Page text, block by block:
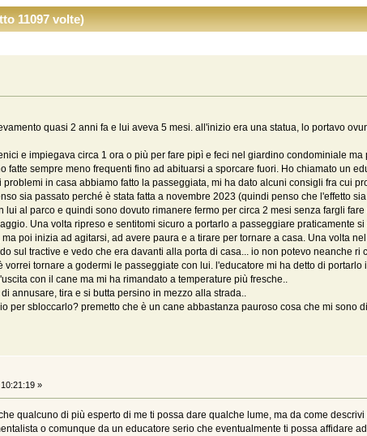
11097 volte)
quasi 2 anni fa e lui aveva 5 mesi. all'inizio era una statua, lo portavo
e impiegava circa 1 ora o più per fare pipì e feci nel giardino condominiale
fatte sempre meno frequenti fino ad abituarsi a sporcare fuori. Ho chiamato un
in casa abbiamo fatto la passeggiata, mi ha dato alcuni consigli fra cui
sia passato perché è stata fatta a novembre 2023 (quindi penso che l'effetto
al parco e quindi sono dovuto rimanere fermo per circa 2 mesi senza fargli
Una volta ripreso e sentitomi sicuro a portarlo a passeggiare praticamente
poi inizia ad agitarsi, ad avere paura e a tirare per tornare a casa. Una volta
sul tractive e vedo che era davanti alla porta di casa... io non potevo neanche ri
vorrei tornare a godermi le passeggiate con lui. l'educatore mi ha detto di
con il cane ma mi ha rimandato a temperature più fresche..
annusare, tira e si butta persino in mezzo alla strada..
per sbloccarlo? premetto che è un cane abbastanza pauroso cosa che mi sono
»
qualcuno di più esperto di me ti possa dare qualche lume, ma da come
o comunque da un educatore serio che eventualmente ti possa affidare